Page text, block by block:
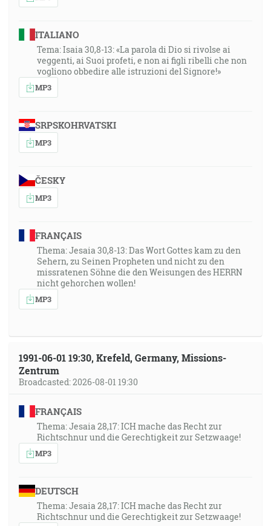
ITALIANO
Tema: Isaia 30,8-13: «La parola di Dio si rivolse ai
veggenti, ai Suoi profeti, e non ai figli ribelli che non
vogliono obbedire alle istruzioni del Signore!»
MP3
SRPSKOHRVATSKI
MP3
ČESKY
MP3
FRANÇAIS
Thema: Jesaia 30,8-13: Das Wort Gottes kam zu den
Sehern, zu Seinen Propheten und nicht zu den
missratenen Söhne die den Weisungen des HERRN
nicht gehorchen wollen!
MP3
1991-06-01 19:30, Krefeld, Germany, Missions-
Zentrum
Broadcasted: 2026-08-01 19:30
FRANÇAIS
Thema: Jesaia 28,17: ICH mache das Recht zur
Richtschnur und die Gerechtigkeit zur Setzwaage!
MP3
DEUTSCH
Thema: Jesaia 28,17: ICH mache das Recht zur
Richtschnur und die Gerechtigkeit zur Setzwaage!